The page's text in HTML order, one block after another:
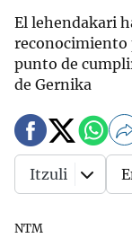
El lehendakari
reconocimiento
punto de
de Gernika
NTM
Itzuli